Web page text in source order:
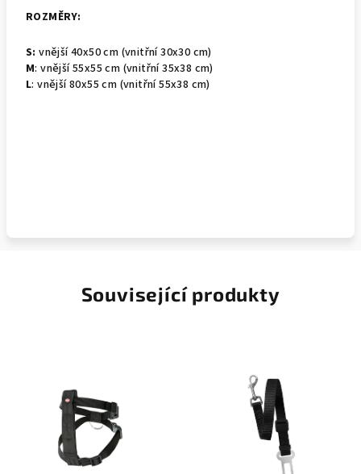
ROZMĚRY:
S:vnější 40x50 cm (vnitřní 30x30 cm)
M: vnější 55x55 cm (vnitřní 35x38 cm)
L: vnější 80x55 cm (vnitřní 55x38 cm)
Související produkty